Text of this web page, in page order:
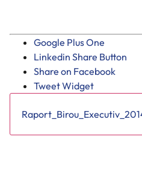
Google Plus One
Linkedin Share Button
Share on Facebook
Tweet Widget